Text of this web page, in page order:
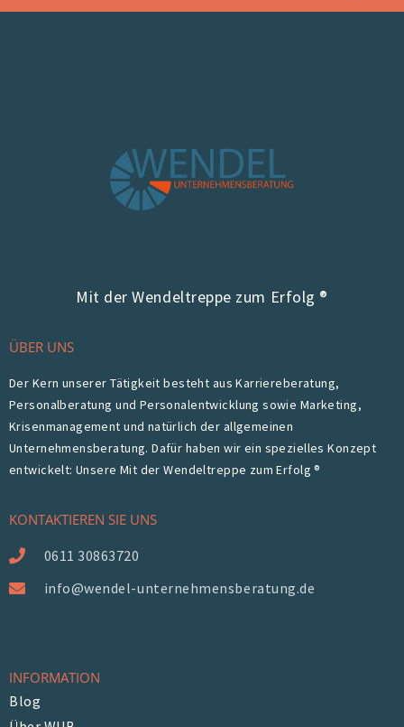
Mit der Wendeltreppe zum Erfolg ®
ÜBER UNS
Der Kern unserer Tätigkeit besteht aus Karriereberatung,
Personalberatung und Personalentwicklung sowie Marketing,
Krisenmanagement und natürlich der allgemeinen
Unternehmensberatung. Dafür haben wir ein spezielles Konzept
entwickelt: Unsere Mit der Wendeltreppe zum Erfolg ®
KONTAKTIEREN SIE UNS
0611 30863720
info@wendel-unternehmensberatung.de
INFORMATION
Blog